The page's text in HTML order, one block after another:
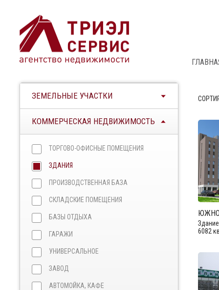
ЗЕМЕЛЬНЫЕ УЧАСТКИ
КОММЕРЧЕСКАЯ НЕДВИЖИМОСТЬ
ТОРГОВО-ОФИСНЫЕ ПОМЕЩЕНИЯ
ЗДАНИЯ
ПРОИЗВОДСТВЕННАЯ БАЗА
СКЛАДСКИЕ ПОМЕЩЕНИЯ
БАЗЫ ОТДЫХА
ГАРАЖИ
УНИВЕРСАЛЬНОЕ
ЗАВОД
АВТОМОЙКА, КАФЕ
6082